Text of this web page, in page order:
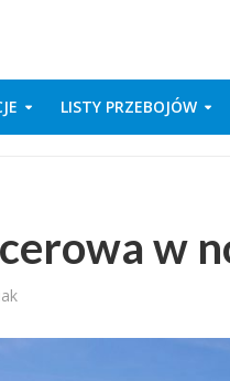
LISTY PRZEBOJÓW
w